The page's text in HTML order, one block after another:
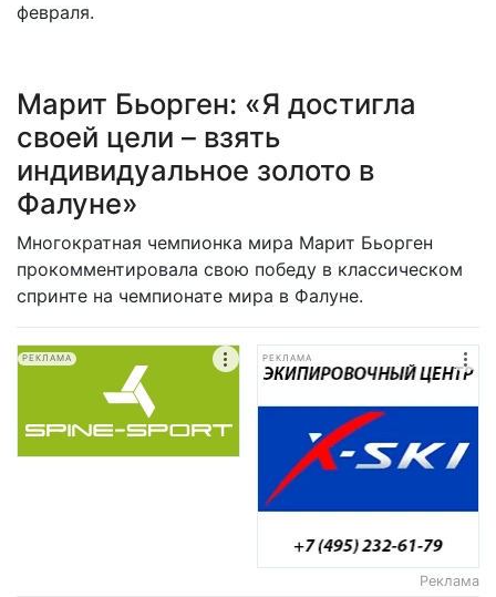
февраля.
Марит Бьорген: «Я достигла
своей цели – взять
индивидуальное золото в
Фалуне»
Многократная чемпионка мира Марит Бьорген
прокомментировала свою победу в классическом
спринте на чемпионате мира в Фалуне.
РЕКЛАМА РЕКЛАМА
Реклама